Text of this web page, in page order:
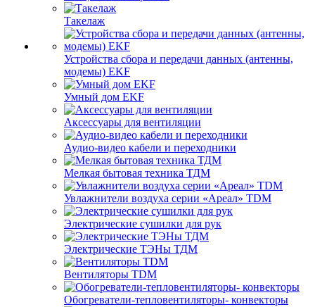
Такелаж
Устройства сбора и передачи данных (антенны,
модемы) EKF
Умный дом EKF
Аксессуары для вентиляции
Аудио-видео кабели и переходники
Мелкая бытовая техника ТДМ
Увлажнители воздуха серии «Ареал» TDM
Электрические сушилки для рук
Электрические ТЭНы ТДМ
Вентиляторы TDM
Обогреватели-тепловентиляторы- конвекторы